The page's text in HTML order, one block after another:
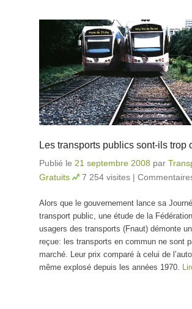
Les transports publics sont-ils trop
Publié le 21 septembre 2008 par
Gratuits
7 254 visites |
Alors que le gouvernement lance sa
transport public, une étude de la
usagers des transports (Fnaut) démonte
reçue: les transports en commun ne sont
marché. Leur prix comparé à celui de
même explosé depuis les années 1970.